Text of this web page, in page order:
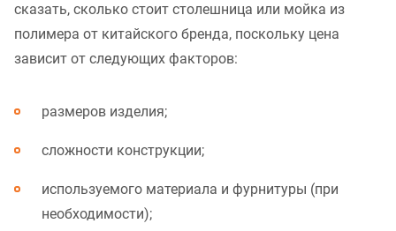
сказать, сколько стоит столешница или мойка из
полимера от китайского бренда, поскольку цена
зависит от следующих факторов:
размеров изделия;
сложности конструкции;
используемого материала и фурнитуры (при
необходимости);